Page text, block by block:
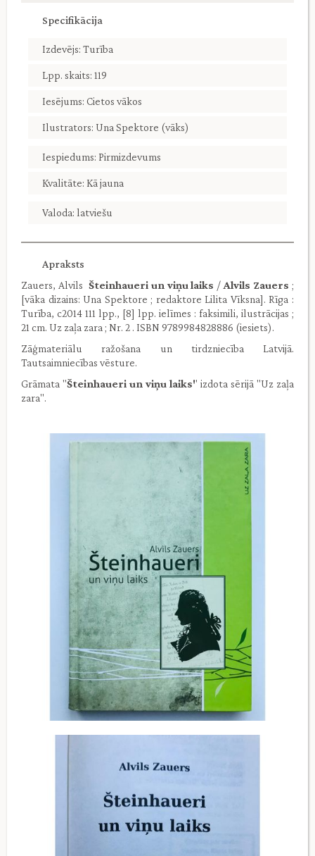
Specifikācija
Izdevējs: Turība
Lpp. skaits: 119
Iesējums: Cietos vākos
Ilustrators: Una Spektore (vāks)
Iespiedums: Pirmizdevums
Kvalitāte: Kā jauna
Valoda: latviešu
Apraksts
Zauers, Alvils Šteinhaueri un viņu laiks /Alvils Zauers ;
[vāka dizains: Una Spektore ; redaktore Lilita Vīksna]. Rīga :
Turība, c2014 111 lpp., [8] lpp. ielīmes : faksimili, ilustrācijas ;
21 cm. Uz zaļa zara ; Nr. 2 . ISBN 9789984828886 (iesiets).
Zāģmateriālu ražošana un tirdzniecība Latvijā.
Tautsaimniecības vēsture.
Grāmata ''Šteinhaueri un viņu laiks'' izdota sērijā ''Uz zaļa
zara".